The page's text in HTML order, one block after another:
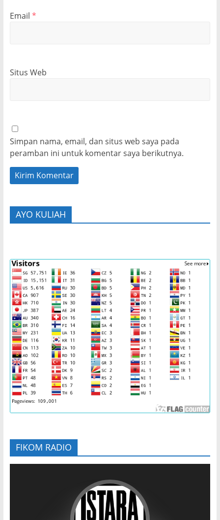
Email *
Situs Web
Simpan nama, email, dan situs web saya pada
peramban ini untuk komentar saya berikutnya.
AYO KULIAH
FIKOM RADIO